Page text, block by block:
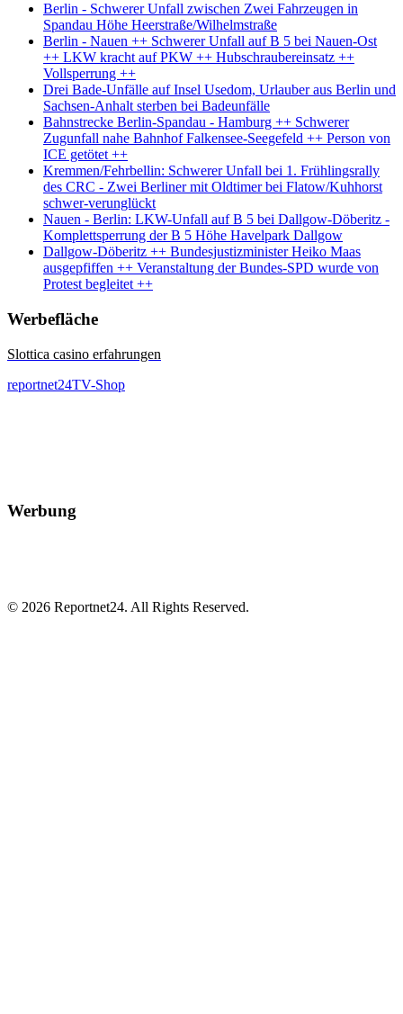
Berlin - Schwerer Unfall zwischen Zwei Fahrzeugen in
Spandau Höhe Heerstraße/Wilhelmstraße
Berlin - Nauen ++ Schwerer Unfall auf B 5 bei Nauen-Ost
++ LKW kracht auf PKW ++ Hubschraubereinsatz ++
Vollsperrung ++
Drei Bade-Unfälle auf Insel Usedom, Urlauber aus Berlin und
Sachsen-Anhalt sterben bei Badeunfälle
Bahnstrecke Berlin-Spandau - Hamburg ++ Schwerer
Zugunfall nahe Bahnhof Falkensee-Seegefeld ++ Person von
ICE getötet ++
Kremmen/Fehrbellin: Schwerer Unfall bei 1. Frühlingsrally
des CRC - Zwei Berliner mit Oldtimer bei Flatow/Kuhhorst
schwer-verunglückt
Nauen - Berlin: LKW-Unfall auf B 5 bei Dallgow-Döberitz -
Komplettsperrung der B 5 Höhe Havelpark Dallgow
Dallgow-Döberitz ++ Bundesjustizminister Heiko Maas
ausgepfiffen ++ Veranstaltung der Bundes-SPD wurde von
Protest begleitet ++
Werbefläche
Slottica casino erfahrungen
reportnet24TV-Shop
Werbung
© 2026 Reportnet24. All Rights Reserved.